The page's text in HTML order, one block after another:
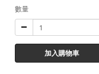
數量
加入購物車